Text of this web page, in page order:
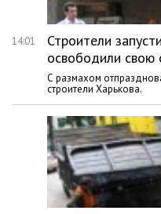
14:01
Строители
освободили свою
С размахом
строители Харькова.